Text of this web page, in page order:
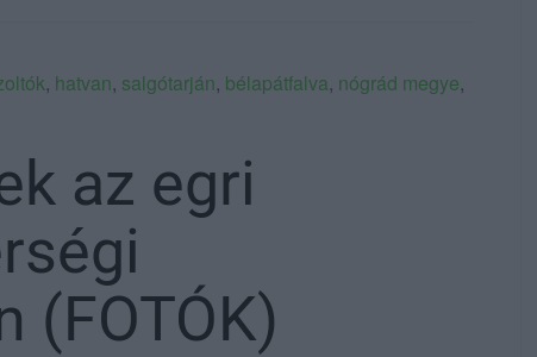
, hatvan, salgótarján, bélapátfalva, nógrád megye,
az egri
(FOTÓK)